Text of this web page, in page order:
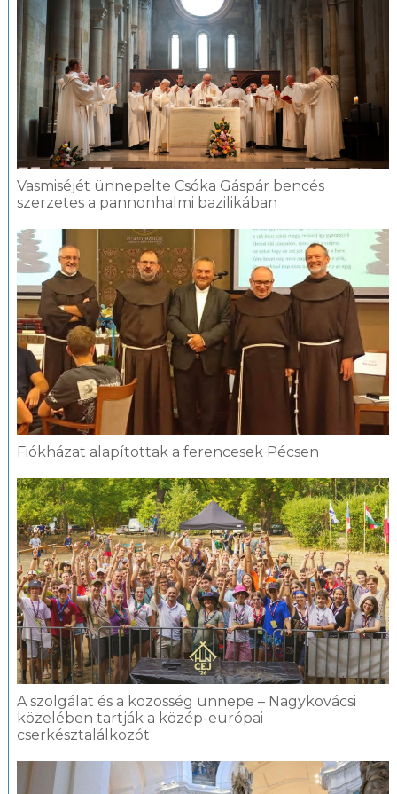
Vasmiséjét ünnepelte Csóka Gáspár bencés
szerzetes a pannonhalmi bazilikában
Fiókházat alapítottak a ferencesek Pécsen
A szolgálat és a közösség ünnepe – Nagykovácsi
közelében tartják a közép-európai
cserkésztalálkozót